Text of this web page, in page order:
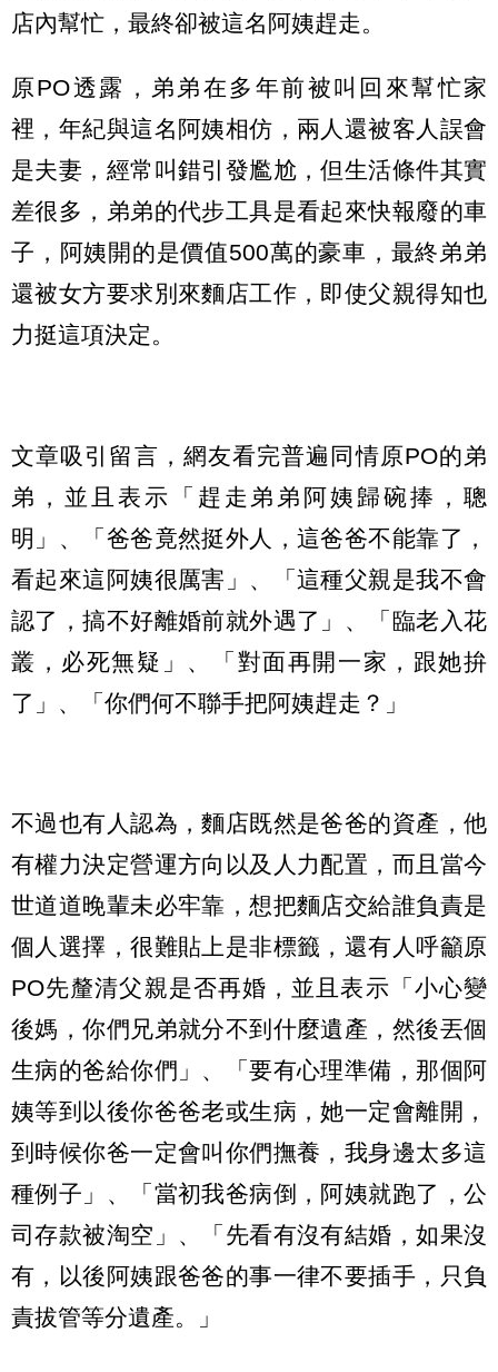
店內幫忙，最終卻被這名阿姨趕走。
原PO透露，弟弟在多年前被叫回來幫忙家
裡，年紀與這名阿姨相仿，兩人還被客人誤會
是夫妻，經常叫錯引發尷尬，但生活條件其實
差很多，弟弟的代步工具是看起來快報廢的車
子，阿姨開的是價值500萬的豪車，最終弟弟
還被女方要求別來麵店工作，即使父親得知也
力挺這項決定。
文章吸引留言，網友看完普遍同情原PO的弟
弟，並且表示「趕走弟弟阿姨歸碗捧，聰
明」、「爸爸竟然挺外人，這爸爸不能靠了，
看起來這阿姨很厲害」、「這種父親是我不會
認了，搞不好離婚前就外遇了」、「臨老入花
叢，必死無疑」、「對面再開一家，跟她拚
了」、「你們何不聯手把阿姨趕走？」
不過也有人認為，麵店既然是爸爸的資產，他
有權力決定營運方向以及人力配置，而且當今
世道道晚輩未必牢靠，想把麵店交給誰負責是
個人選擇，很難貼上是非標籤，還有人呼籲原
PO先釐清父親是否再婚，並且表示「小心變
後媽，你們兄弟就分不到什麼遺產，然後丟個
生病的爸給你們」、「要有心理準備，那個阿
姨等到以後你爸爸老或生病，她一定會離開，
到時候你爸一定會叫你們撫養，我身邊太多這
種例子」、「當初我爸病倒，阿姨就跑了，公
司存款被淘空」、「先看有沒有結婚，如果沒
有，以後阿姨跟爸爸的事一律不要插手，只負
責拔管等分遺產。」